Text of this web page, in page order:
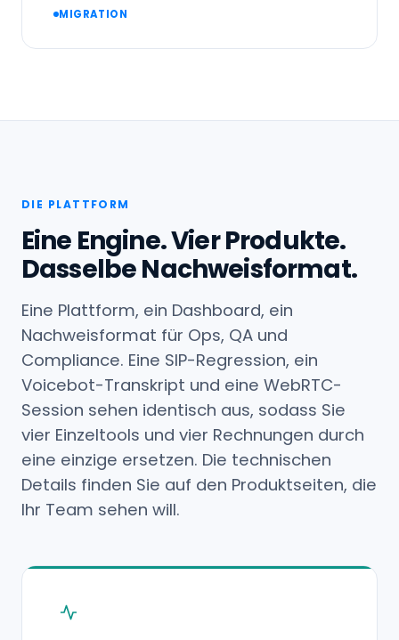
MIGRATION
DIE PLATTFORM
Eine Engine. Vier Produkte.
Dasselbe Nachweisformat.
Eine Plattform, ein Dashboard, ein
Nachweisformat für Ops, QA und
Compliance. Eine SIP-Regression, ein
Voicebot-Transkript und eine WebRTC-
Session sehen identisch aus, sodass Sie
vier Einzeltools und vier Rechnungen durch
eine einzige ersetzen. Die technischen
Details finden Sie auf den Produktseiten, die
Ihr Team sehen will.